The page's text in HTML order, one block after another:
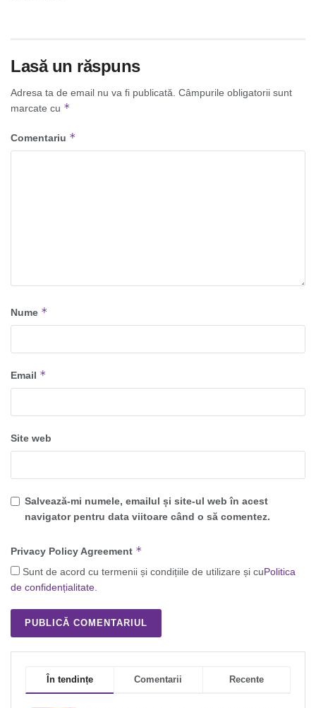
Lasă un răspuns
Adresa ta de email nu va fi publicată. Câmpurile obligatorii sunt
marcate cu *
Comentariu *
Nume *
Email *
Site web
Salvează-mi numele, emailul și site-ul web în acest
navigator pentru data viitoare când o să comentez.
Privacy Policy Agreement *
Sunt de acord cu termenii și condițiile de utilizare și cuPolitica
de confidențialitate.
În tendințe Comentarii Recente